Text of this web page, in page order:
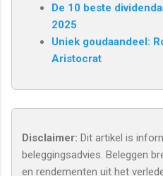
De 10 beste
2025
Uniek goudaandeel:
Aristocrat
Disclaimer: Dit artikel is
beleggingsadvies. Beleggen
en rendementen uit het